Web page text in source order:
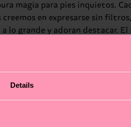
Details
magia para pies inquietos.
en expresarse sin
grande y adoran destacar.